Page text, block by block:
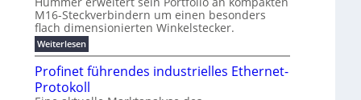
d
w
e
n
i
g
e
g
i
e
l
ö
s
u
t
s
c
h
a
l
t
u
r
o
p
e
a
n
ü
r
e
ff
i
z
i
e
n
u
m
v
o
n
ü
b
r
n
T
w
i
e
h
a
u
M16-Steckverbindern um einen besonders
flach dimensionierten Winkelstecker.
Weiterlesen:
M
1
6
Profinet führendes industrielles Ethernet-
Protokoll